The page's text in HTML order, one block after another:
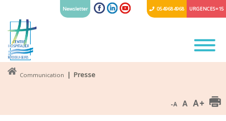
URGENCES = 15
05 49 68 49 68
Newsletter
Communication | Presse